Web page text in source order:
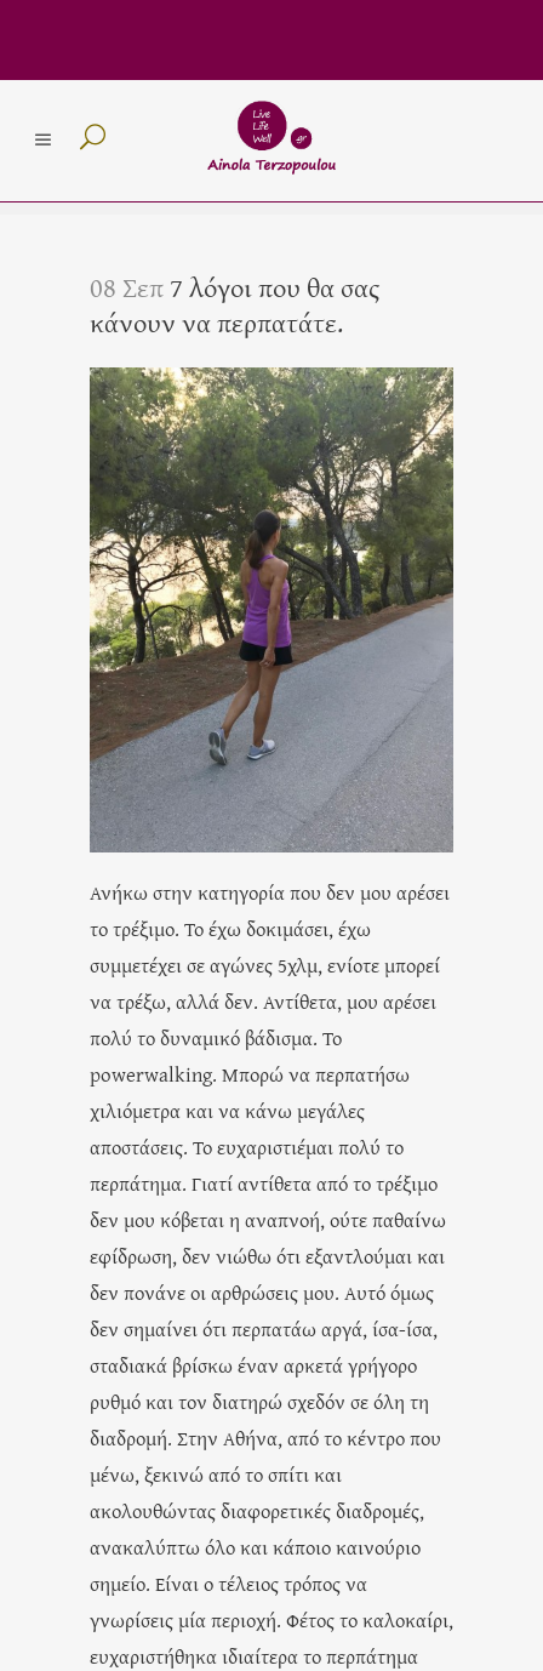
08 Σεπ7 λόγοι που θα σας
κάνουν να περπατάτε.
Ανήκω στην κατηγορία που δεν μου αρέσει
το τρέξιμο. Το έχω δοκιμάσει, έχω
συμμετέχει σε αγώνες 5χλμ, ενίοτε μπορεί
να τρέξω, αλλά δεν. Αντίθετα, μου αρέσει
πολύ το δυναμικό βάδισμα. Το
powerwalking. Μπορώ να περπατήσω
χιλιόμετρα και να κάνω μεγάλες
αποστάσεις. Το ευχαριστιέμαι πολύ το
περπάτημα. Γιατί αντίθετα από το τρέξιμο
δεν μου κόβεται η αναπνοή, ούτε παθαίνω
εφίδρωση, δεν νιώθω ότι εξαντλούμαι και
δεν πονάνε οι αρθρώσεις μου. Αυτό όμως
δεν σημαίνει ότι περπατάω αργά, ίσα-ίσα,
σταδιακά βρίσκω έναν αρκετά γρήγορο
ρυθμό και τον διατηρώ σχεδόν σε όλη τη
διαδρομή. Στην Αθήνα, από το κέντρο που
μένω, ξεκινώ από το σπίτι και
ακολουθώντας διαφορετικές διαδρομές,
ανακαλύπτω όλο και κάποιο καινούριο
σημείο. Είναι ο τέλειος τρόπος να
γνωρίσεις μία περιοχή. Φέτος το καλοκαίρι,
ευχαριστήθηκα ιδιαίτερα το περπάτημα